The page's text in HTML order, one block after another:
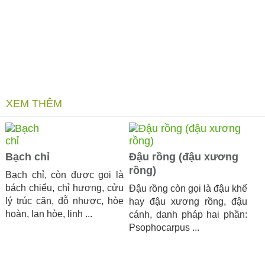
XEM THÊM
Bạch chỉ
Bạch chỉ, còn được gọi là
bách chiểu, chỉ hương, cửu
lý trúc căn, đỗ nhược, hòe
hoàn, lan hòe, linh ...
Đậu rồng (đậu xương
rồng)
Đậu rồng còn gọi là đậu khế
hay đậu xương rồng, đậu
cánh, danh pháp hai phần:
Psophocarpus ...